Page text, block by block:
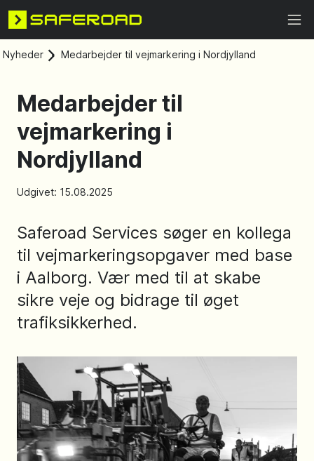
Nyheder Medarbejder til vejmarkering i Nordjylland
Medarbejder til
vejmarkering i
Nordjylland
Udgivet: 15.08.2025
Saferoad Services søger en kollega
til vejmarkeringsopgaver med base
i Aalborg. Vær med til at skabe
sikre veje og bidrage til øget
trafiksikkerhed.